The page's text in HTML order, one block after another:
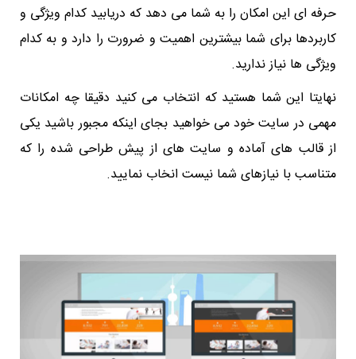
حرفه ای این امکان را به شما می دهد که دریابید کدام ویژگی و
کاربردها برای شما بیشترین اهمیت و ضرورت را دارد و به کدام
ویژگی ها نیاز ندارید.
نهایتا این شما هستید که انتخاب می کنید دقیقا چه امکانات
مهمی در سایت خود می خواهید بجای اینکه مجبور باشید یکی
از قالب های آماده و سایت های از پیش طراحی شده را که
متناسب با نیازهای شما نیست انخاب نمایید.